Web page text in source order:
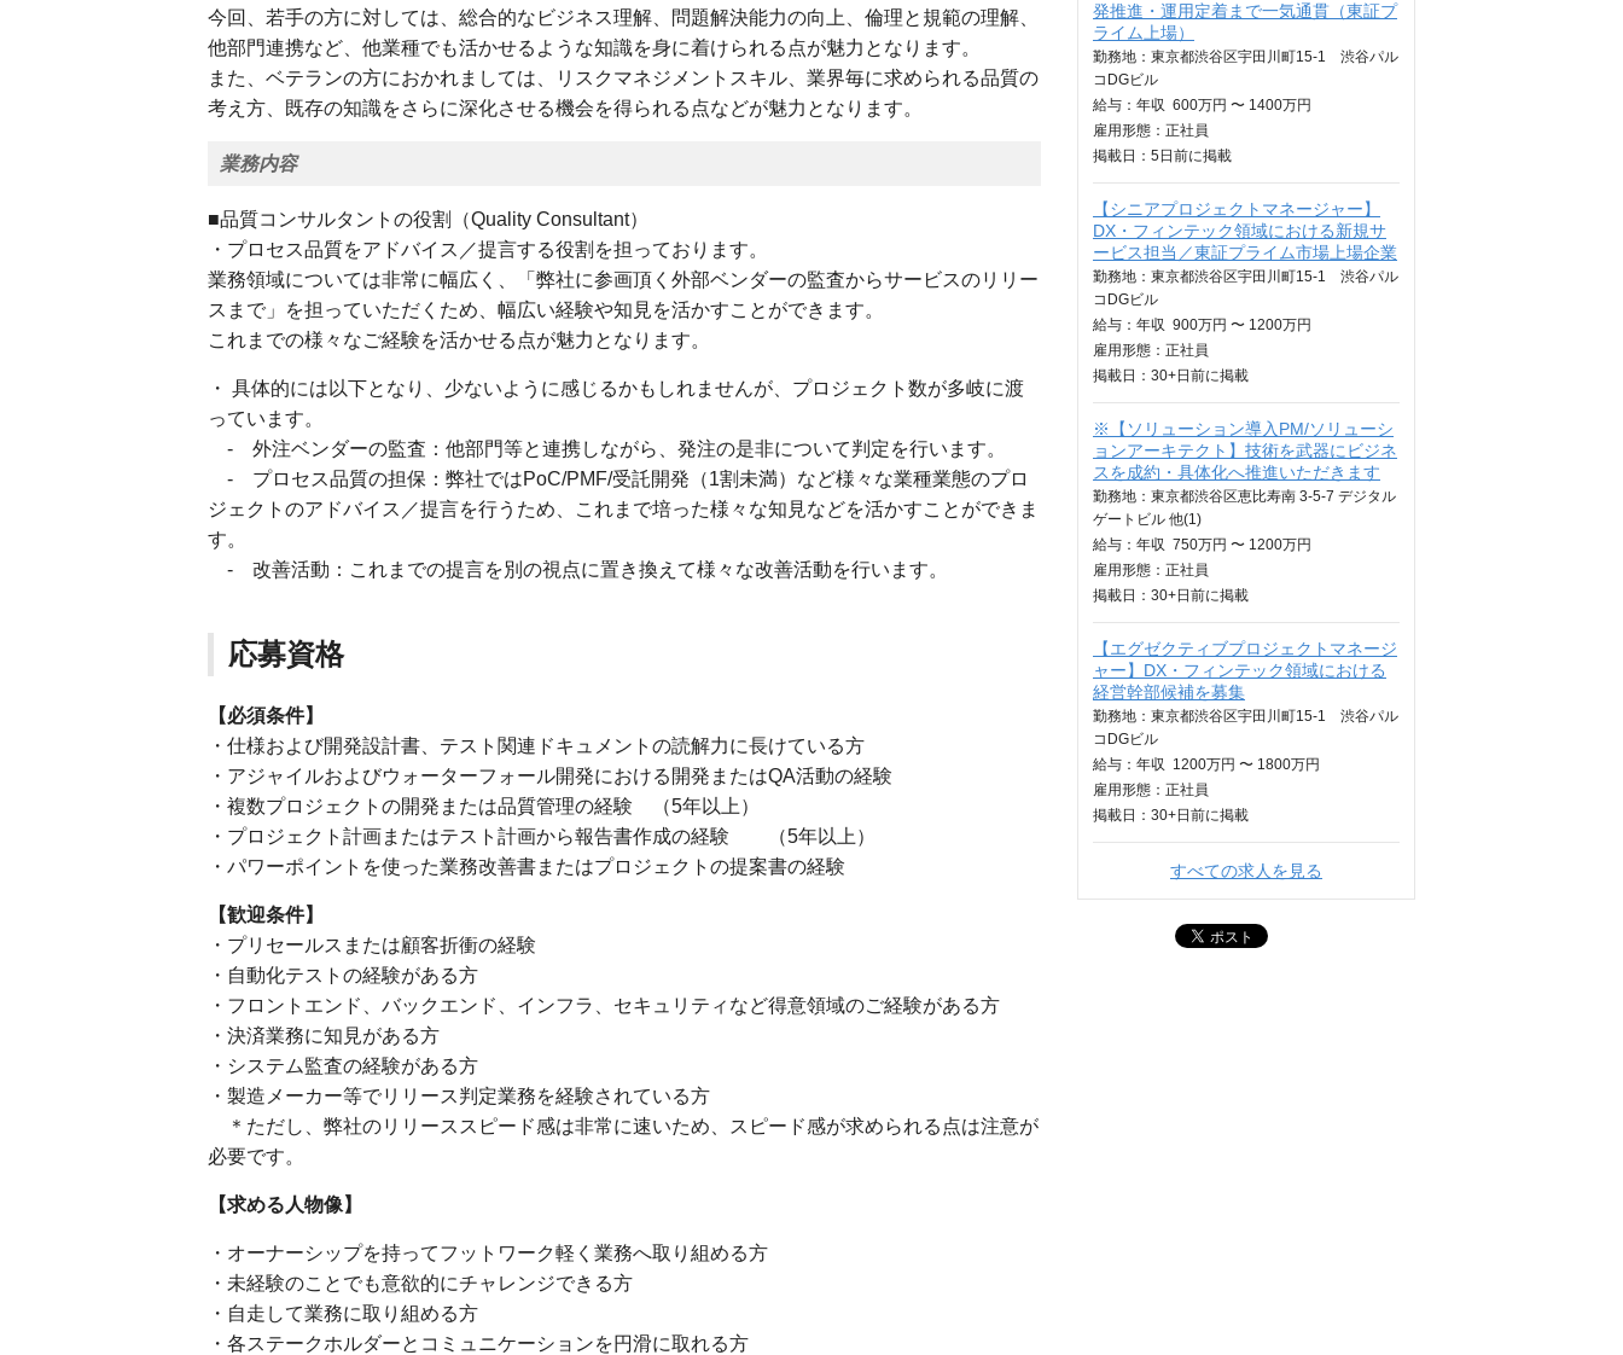
今回、若手の方に対しては、総合的なビジネス理解、問題解決能力の向上、倫理と規範の理解、
他部門連携など、他業種でも活かせるような知識を身に着けられる点が魅力となります。
また、ベテランの方におかれましては、リスクマネジメントスキル、業界毎に求められる品質の
考え方、既存の知識をさらに深化させる機会を得られる点などが魅力となります。
業務内容
■品質コンサルタントの役割（Quality Consultant）
・プロセス品質をアドバイス／提言する役割を担っております。
業務領域については非常に幅広く、「弊社に参画頂く外部ベンダーの監査からサービスのリリー
スまで」を担っていただくため、幅広い経験や知見を活かすことができます。
これまでの様々なご経験を活かせる点が魅力となります。
・ 具体的には以下となり、少ないように感じるかもしれませんが、プロジェクト数が多岐に渡
っています。
- 外注ベンダーの監査：他部門等と連携しながら、発注の是非について判定を行います。
- プロセス品質の担保：弊社ではPoC/PMF/受託開発（1割未満）など様々な業種業態のプロ
ジェクトのアドバイス／提言を行うため、これまで培った様々な知見などを活かすことができま
す。
- 改善活動：これまでの提言を別の視点に置き換えて様々な改善活動を行います。
応募資格
【必須条件】
・仕様および開発設計書、テスト関連ドキュメントの読解力に長けている方
・アジャイルおよびウォーターフォール開発における開発またはQA活動の経験
・複数プロジェクトの開発または品質管理の経験 （5年以上）
・プロジェクト計画またはテスト計画から報告書作成の経験 （5年以上）
・パワーポイントを使った業務改善書またはプロジェクトの提案書の経験
【歓迎条件】
・プリセールスまたは顧客折衝の経験
・自動化テストの経験がある方
・フロントエンド、バックエンド、インフラ、セキュリティなど得意領域のご経験がある方
・決済業務に知見がある方
・システム監査の経験がある方
・製造メーカー等でリリース判定業務を経験されている方
＊ただし、弊社のリリーススピード感は非常に速いため、スピード感が求められる点は注意が
必要です。
【求める人物像】
・オーナーシップを持ってフットワーク軽く業務へ取り組める方
・未経験のことでも意欲的にチャレンジできる方
・自走して業務に取り組める方
・各ステークホルダーとコミュニケーションを円滑に取れる方
発推進・運用定着まで一気通貫（東証プ
ライム上場）
勤務地：東京都渋谷区宇田川町15-1 渋谷パル
コDGビル
給与： 年収 600万円 〜 1400万円
雇用形態：正社員
掲載日： 5日 前に掲載
【シニアプロジェクトマネージャー】
DX・フィンテック領域における新規サ
ービス担当／東証プライム市場上場企業
勤務地：東京都渋谷区宇田川町15-1 渋谷パル
コDGビル
給与： 年収 900万円 〜 1200万円
雇用形態：正社員
掲載日： 30+日 前に掲載
※【ソリューション導入PM/ソリューシ
ョンアーキテクト】技術を武器にビジネ
スを成約・具体化へ推進いただきます
勤務地：東京都渋⾕区恵⽐寿南 3-5-7 デジタル
ゲートビル 他(1)
給与： 年収 750万円 〜 1200万円
雇用形態：正社員
掲載日： 30+日 前に掲載
【エグゼクティブプロジェクトマネージ
ャー】DX・フィンテック領域における
経営幹部候補を募集
勤務地：東京都渋谷区宇田川町15-1 渋谷パル
コDGビル
給与： 年収 1200万円 〜 1800万円
雇用形態：正社員
掲載日： 30+日 前に掲載
すべての求人を見る